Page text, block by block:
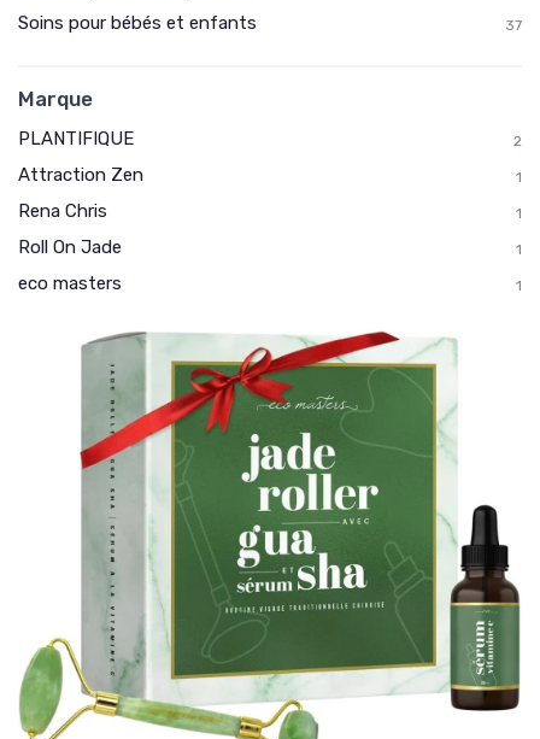
Soins pour bébés et enfants 37
Marque
PLANTIFIQUE 2
Attraction Zen 1
Rena Chris 1
Roll On Jade 1
eco masters 1